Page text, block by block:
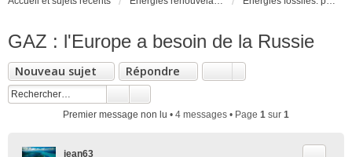
GAZ : l'Europe a besoin de la Russie
Nouveau sujet Répondre
Premier message non lu • 4 messages • Page 1 sur 1
jean63